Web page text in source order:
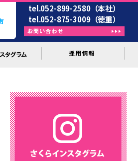
tel.052-899-2580（本社）
tel.052-875-3009（徳重）